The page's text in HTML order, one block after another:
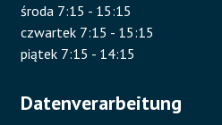
środa 7:15 - 15:15
czwartek 7:15 - 15:15
piątek 7:15 - 14:15
Datenverarbeitung